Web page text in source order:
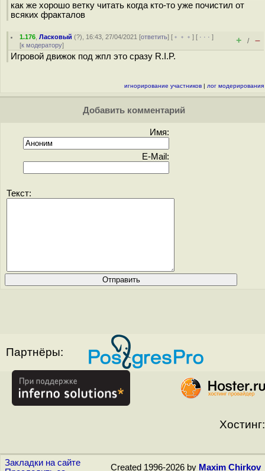
как же хорошо ветку читать когда кто-то уже почистил от
всяких фракталов
1.176 ,Ласковый (?), 16:43, 27/04/2021 [ответить] [ ﹢﹢﹢] [ · · ·]
[к модератору] + / –
Игровой движок под жпл это сразу R.I.P.
игнорирование участников | лог модерирования
Добавить комментарий
Имя:
E-Mail:
Текст:
Партнёры:
Хостинг:
Закладки на сайте
Created 1996-2026 by Maxim Chirkov